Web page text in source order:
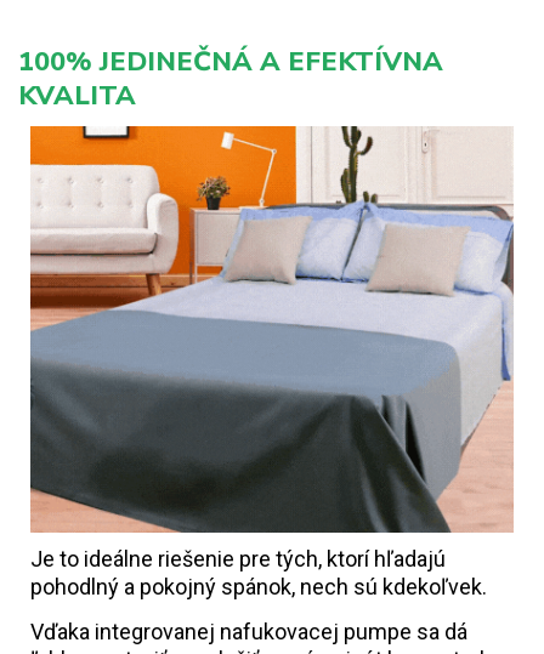
100% JEDINEČNÁ A EFEKTÍVNA
KVALITA
Je to ideálne riešenie pre tých, ktorí hľadajú
pohodlný a pokojný spánok, nech sú kdekoľvek.
Vďaka integrovanej nafukovacej pumpe sa dá